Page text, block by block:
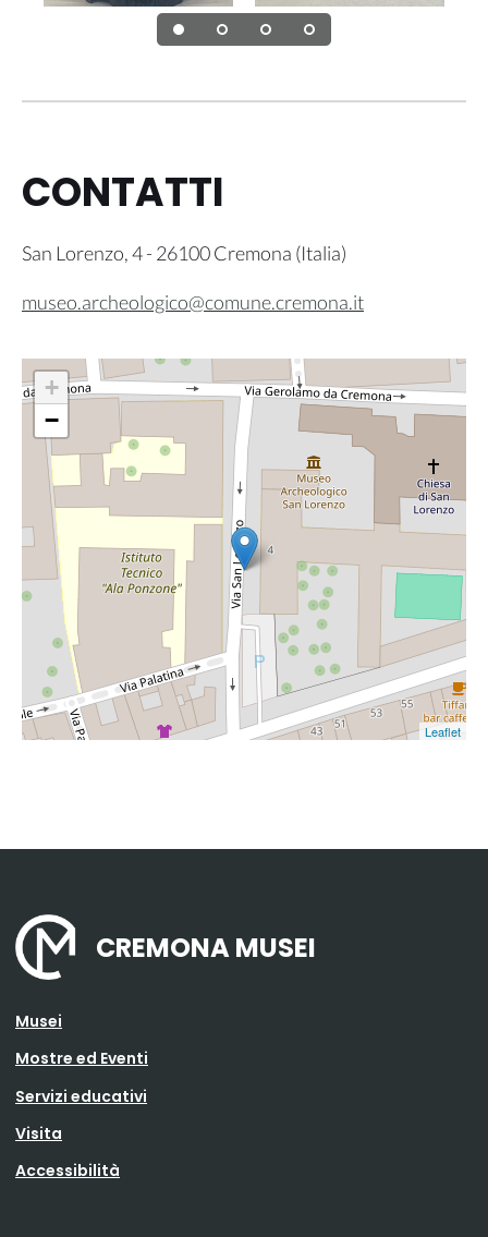
CONTATTI
San Lorenzo, 4- 26100Cremona (Italia)
museo.archeologico@comune.cremona.it
+
−
Leaflet
CREMONA MUSEI
Musei
Mostre ed Eventi
Servizi educativi
Visita
Accessibilità